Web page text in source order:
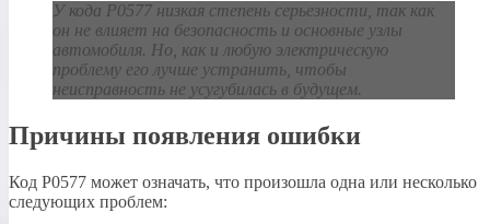
У кода P0577 низкая степень серьезности, так как
он не влияет на безопасность и основные узлы
автомобиля. Но, как и любую электрическую
проблему его лучше устранить, чтобы
неисправность не усугубилась в будущем.
Причины появления ошибки
Код P0577 может означать, что произошла одна или несколько
следующих проблем: